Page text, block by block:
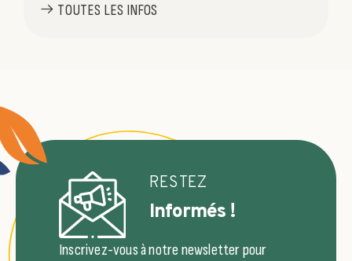
TOUTES LES INFOS
RESTEZ
Informés !
Inscrivez-vous à notre newsletter pour